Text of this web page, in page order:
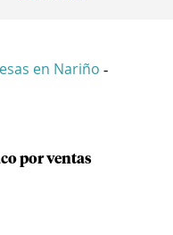
en Nariño -
por ventas